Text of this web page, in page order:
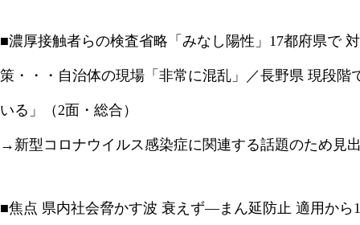
■濃厚接触者らの検査省略「みなし陽性」17都府県で
策・・・自治体の現場「非常に混乱」／長野県 現段階
いる」（2面・総合）
→新型コロナウイルス感染症に関連する話題のため見
■焦点 県内社会脅かす波 衰えず―まん延防止 適用から